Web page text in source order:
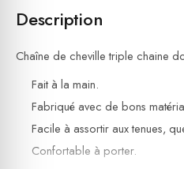
Description
Chaîne de cheville triple chaine
Fait à la main.
Fabriqué avec de bons
Facile à assortir aux tenues,
Confortable à porter.